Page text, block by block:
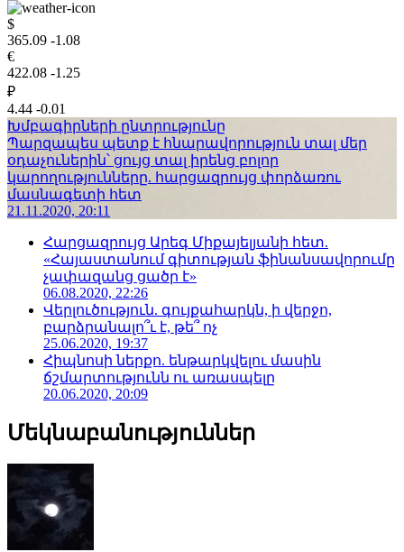
$
365.09 -1.08
€
422.08 -1.25
₽
4.44 -0.01
Խմբագիրների ընտրությունը
Պարզապես պետք է հնարավորություն տալ մեր
օդաչուներին՝ ցույց տալ իրենց բոլոր
կարողությունները. հարցազրույց փորձառու
մասնագետի հետ
21.11.2020, 20:11
Հարցազրույց Արեգ Միքայելյանի հետ.
«Հայաստանում գիտության ֆինանսավորումը
չափազանց ցածր է»
06.08.2020, 22:26
Վերլուծություն. գույքահարկն, ի վերջո,
բարձրանալո՞ւ է, թե՞ ոչ
25.06.2020, 19:37
Հիպնոսի ներքո. ենթարկվելու մասին
ճշմարտությունն ու առասպելը
20.06.2020, 20:09
Մեկնաբանություններ